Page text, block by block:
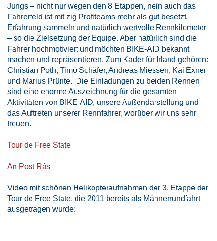
Jungs – nicht nur wegen den 8 Etappen, nein auch das
Fahrerfeld ist mit zig Profiteams mehr als gut besetzt.
Erfahrung sammeln und natürlich wertvolle Rennkilometer
– so die Zielsetzung der Equipe. Aber natürlich sind die
Fahrer hochmotiviert und möchten BIKE-AID bekannt
machen und repräsentieren. Zum Kader für Irland gehören:
Christian Poth, Timo Schäfer, Andreas Miessen, Kai Exner
und Marius Prünte. Die Einladungen zu beiden Rennen
sind eine enorme Auszeichnung für die gesamten
Aktivitäten von BIKE-AID, unsere Außendarstellung und
das Auftreten unserer Rennfahrer, worüber wir uns sehr
freuen.
Tour de Free State
An Post Rás
Video mit schönen Helikopteraufnahmen der 3. Etappe der
Tour de Free State, die 2011 bereits als Männerrundfahrt
ausgetragen wurde: